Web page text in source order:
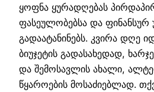
ყოფნა ყურადღებას
ფასეულობებსა და ფინანსურ
გადაატანინებს. კვირა დღე
ბიუჯეტის გადასახედად,
და შემოსავლის ახალი,
წყაროების მოსაძიებლად.